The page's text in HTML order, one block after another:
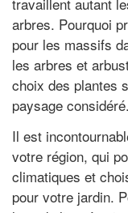
arbres. Pourquoi
pour les massifs
les arbres et
choix des plantes
paysage considéré.
Il est
votre région, qui
climatiques et
pour votre jardin.